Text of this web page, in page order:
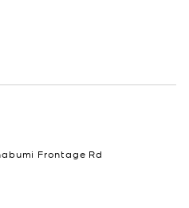
Frontage Rd